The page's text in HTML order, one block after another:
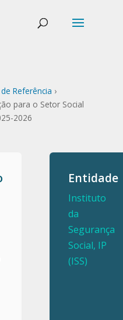
Referência ›
para o Setor Social
2026
Entidade
Instituto
da
Segurança
Social, IP
(ISS)